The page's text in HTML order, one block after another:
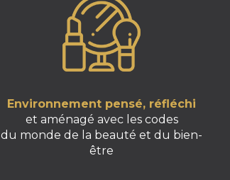
Environnement pensé, réfléchi
et aménagé avec les codes
du monde de la beauté et du bien-
être